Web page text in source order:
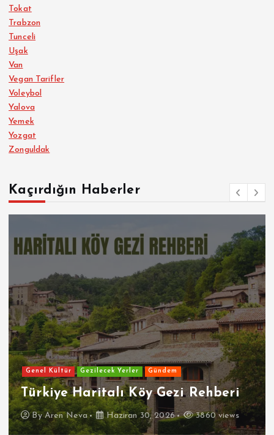
Tokat
Trabzon
Tunceli
Uşak
Van
Vegan Tarifler
Voleybol
Yalova
Yemek
Yozgat
Zonguldak
Kaçırdığın Haberler
Genel Kültür Gezilecek Yerler Gündem
Türkiye Haritalı Köy Gezi Rehberi
ByAren Neva Haziran 30, 2026 3860 views